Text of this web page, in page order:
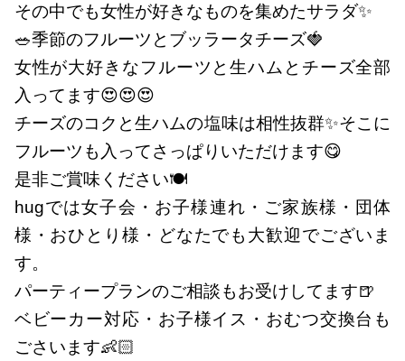
その中でも女性が好きなものを集めたサラダ✨
🥗季節のフルーツとブッラータチーズ🍓
女性が大好きなフルーツと生ハムとチーズ全部
入ってます😍😍😍
チーズのコクと生ハムの塩味は相性抜群✨そこに
フルーツも入ってさっぱりいただけます😋
是非ご賞味ください🍽
hugでは女子会・お子様連れ・ご家族様・団体
様・おひとり様・どなたでも大歓迎でございま
す。
パーティープランのご相談もお受けしてます🍺
ベビーカー対応・お子様イス・おむつ交換台も
ごさいます👶🏻